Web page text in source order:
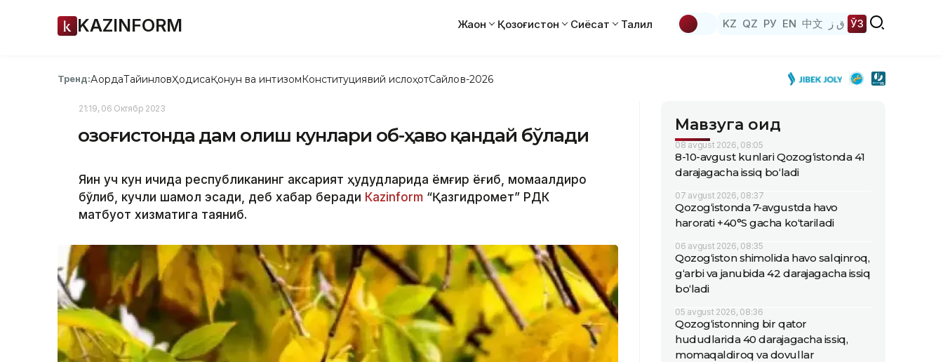
KAZINFORM Жаҳон Қозоғистон Сиёсат Таҳлил KZ QZ РУ EN 中文 ق ز ЎЗ
Тренд:АқордаТайинловҲодисаҚонун ва интизомКонституциявий ислоҳотСайлов-2026
21:19, 06 Октябр 2023
Қозоғистонда дам олиш кунлари об-ҳаво қандай бўлади
Яқин уч кун ичида республиканинг аксарият ҳудудларида ёмғир ёғиб, момақалдироқ
бўлиб, кучли шамол эсади, деб хабар беради Кazinform “Қазгидромет” РДК
матбуот хизматига таяниб.
Мавзуга оид
08 avgust 2026, 08:05
8-10-avgust kunlari Qozog‘istonda 41
darajagacha issiq bo‘ladi
07 avgust 2026, 08:37
Qozog‘istonda 7-avgustda havo
harorati +40°S gacha ko‘tariladi
06 avgust 2026, 08:35
Qozog‘iston shimolida havo salqinroq,
g‘arbi va janubida 42 darajagacha issiq
bo‘ladi
05 avgust 2026, 08:36
Qozog‘istonning bir qator
hududlarida 40 darajagacha issiq,
momaqaldiroq va dovullar